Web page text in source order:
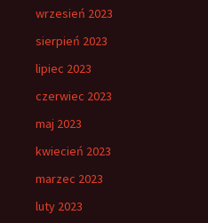
wrzesień 2023
sierpień 2023
lipiec 2023
czerwiec 2023
maj 2023
kwiecień 2023
marzec 2023
luty 2023